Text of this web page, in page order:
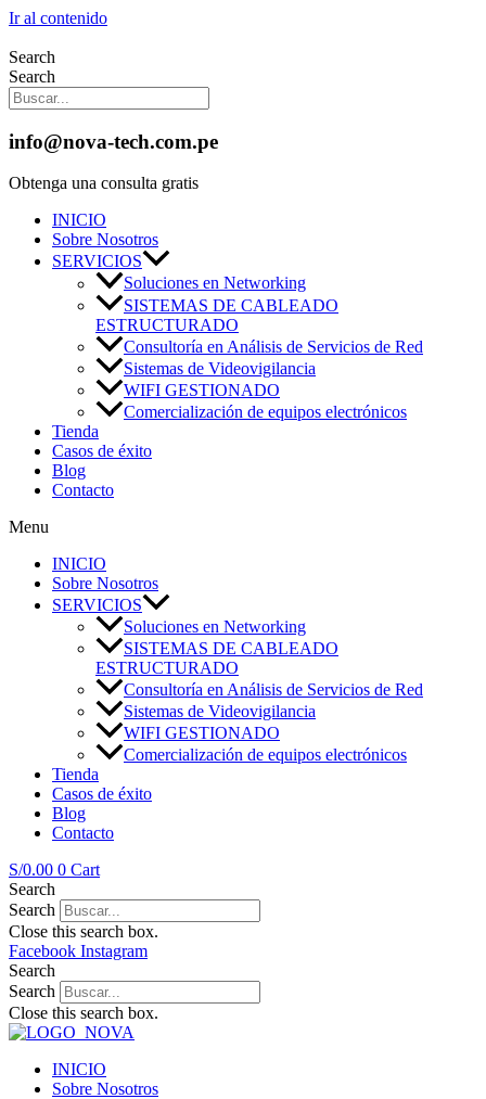
Ir al contenido
Search
Search
info@nova-tech.com.pe
Obtenga una consulta gratis
INICIO
Sobre Nosotros
SERVICIOS
Soluciones en Networking
SISTEMAS DE CABLEADO
ESTRUCTURADO
Consultoría en Análisis de Servicios de Red
Sistemas de Videovigilancia
WIFI GESTIONADO
Comercialización de equipos electrónicos
Tienda
Casos de éxito
Blog
Contacto
Menu
INICIO
Sobre Nosotros
SERVICIOS
Soluciones en Networking
SISTEMAS DE CABLEADO
ESTRUCTURADO
Consultoría en Análisis de Servicios de Red
Sistemas de Videovigilancia
WIFI GESTIONADO
Comercialización de equipos electrónicos
Tienda
Casos de éxito
Blog
Contacto
S/0.00 0 Cart
Search
Search
Close this search box.
Facebook Instagram
Search
Search
Close this search box.
INICIO
Sobre Nosotros